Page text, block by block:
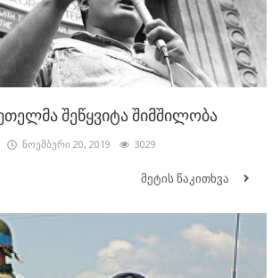
შეწყვიტა შიმშილობა
ნოემბერი 20, 2019 3029
მეტის წაკითხვა